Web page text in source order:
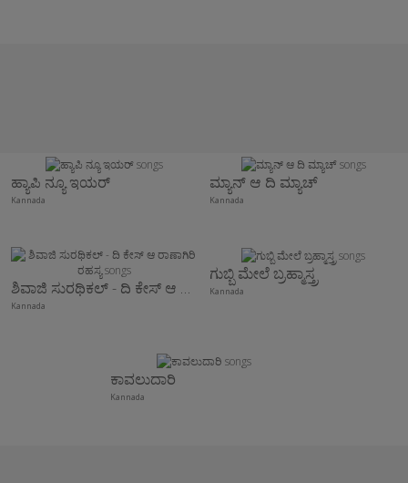
ಹ್ಯಾಪಿ ನ್ಯೂ ಇಯರ್
Kannada
ಮ್ಯಾನ್ ಆ ದಿ ಮ್ಯಾಚ್
Kannada
ಶಿವಾಜಿ ಸುರಥಿಕಲ್ - ದಿ ಕೇಸ್ ಆ ರಾಣಾಗಿರಿ ರಹಸ್ಯ
Kannada
ಗುಬ್ಬಿ ಮೇಲೆ ಬ್ರಹ್ಮಾಸ್ತ್ರ
Kannada
ಕಾವಲುದಾರಿ
Kannada